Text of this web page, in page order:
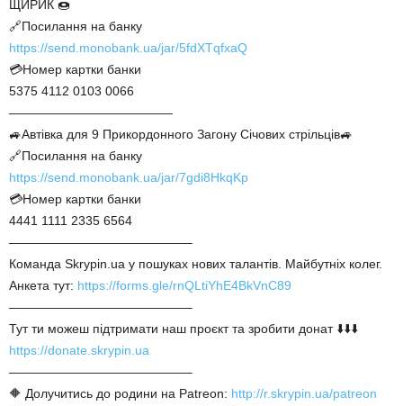
ЩИРИК 🍩
🔗Посилання на банку
https://send.monobank.ua/jar/5fdXTqfxaQ
💳Номер картки банки
5375 4112 0103 0066
—————————————
🚙Автівка для 9 Прикордонного Загону Січових стрільців🚙
🔗Посилання на банку
https://send.monobank.ua/jar/7gdi8HkqKp
💳Номер картки банки
4441 1111 2335 6564
——————————————–
Команда Skrypin.ua у пошуках нових талантів. Майбутніх колег.
Анкета тут: https://forms.gle/rnQLtiYhE4BkVnC89
——————————————–
Тут ти можеш підтримати наш проєкт та зробити донат ⬇️⬇️⬇️
https://donate.skrypin.ua
——————————————–
🔶 Долучитись до родини на Patreon: http://r.skrypin.ua/patreon